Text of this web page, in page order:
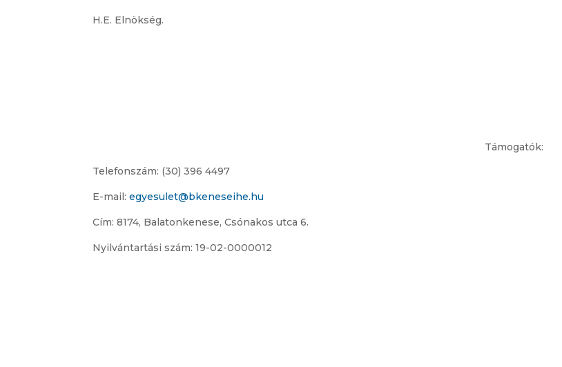
H.E. Elnökség.
Telefonszám: (30) 396 4497
E-mail:egyesulet@bkeneseihe.hu
Cím: 8174, Balatonkenese, Csónakos utca 6.
Nyilvántartási szám: 19-02-0000012
Támogatók: